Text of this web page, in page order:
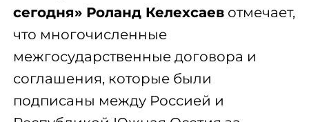
сегодня» Роланд Келехсаев отмечает,
что многочисленные
межгосударственные договора и
соглашения, которые были
подписаны между Россией и